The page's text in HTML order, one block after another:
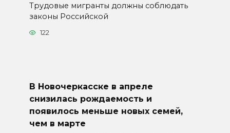
Трудовые мигранты должны соблюдать
законы Российской
122
В Новочеркасске в апреле
снизилась рождаемость и
появилось меньше новых семей,
чем в марте